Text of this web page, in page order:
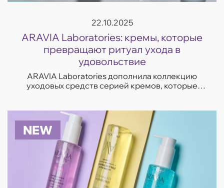
22.10.2025
ARAVIA Laboratories: кремы, которые
превращают ритуал ухода в
удовольствие
ARAVIA Laboratories дополнила коллекцию
уходовых средств серией кремов, которые
с несо...
NEW